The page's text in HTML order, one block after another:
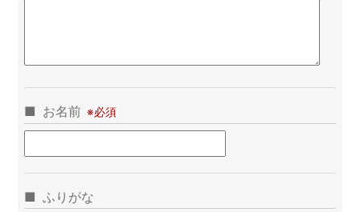
お名前
ふりがな